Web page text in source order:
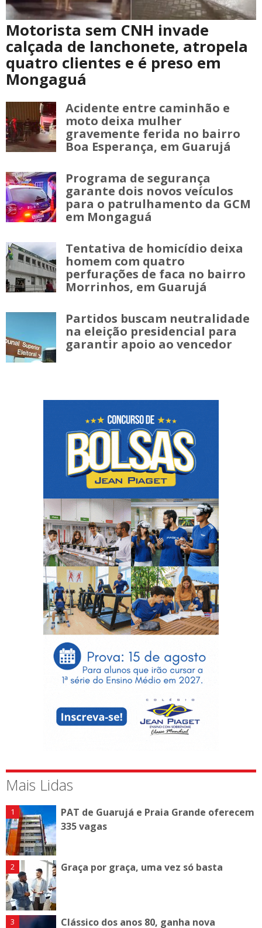
Motorista sem CNH invade
calçada de lanchonete, atropela
quatro clientes e é preso em
Mongaguá
Acidente entre caminhão e
moto deixa mulher
gravemente ferida no bairro
Boa Esperança, em Guarujá
Programa de segurança
garante dois novos veículos
para o patrulhamento da GCM
em Mongaguá
Tentativa de homicídio deixa
homem com quatro
perfurações de faca no bairro
Morrinhos, em Guarujá
Partidos buscam neutralidade
na eleição presidencial para
garantir apoio ao vencedor
Mais Lidas
PAT de Guarujá e Praia Grande oferecem
335 vagas
Graça por graça, uma vez só basta
Clássico dos anos 80, ganha nova